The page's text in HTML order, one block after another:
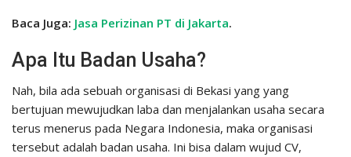
Baca Juga: Jasa Perizinan PT di Jakarta.
Apa Itu Badan Usaha?
Nah, bila ada sebuah organisasi di Bekasi yang yang
bertujuan mewujudkan laba dan menjalankan usaha secara
terus menerus pada Negara Indonesia, maka organisasi
tersebut adalah badan usaha. Ini bisa dalam wujud CV,